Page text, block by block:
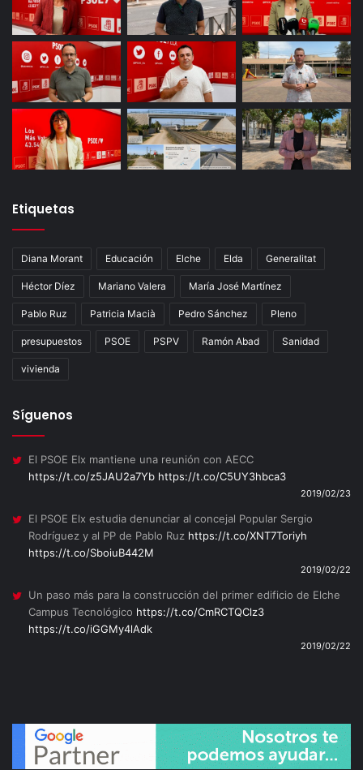
Etiquetas
Diana Morant Educación Elche Elda Generalitat
Héctor Díez Mariano Valera María José Martínez
Pablo Ruz Patricia Macià Pedro Sánchez Pleno
presupuestos PSOE PSPV Ramón Abad Sanidad
vivienda
Síguenos
El PSOE Elx mantiene una reunión con AECC
https://t.co/z5JAU2a7Yb https://t.co/C5UY3hbca3
2019/02/23
El PSOE Elx estudia denunciar al concejal Popular Sergio
Rodríguez y al PP de Pablo Ruz https://t.co/XNT7Toriyh
https://t.co/SboiuB442M
2019/02/22
Un paso más para la construcción del primer edificio de Elche
Campus Tecnológico https://t.co/CmRCTQClz3
https://t.co/iGGMy4lAdk
2019/02/22